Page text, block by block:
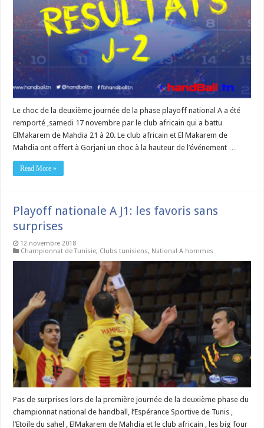
Le choc de la deuxième journée de la phase playoff national A a été
remporté ,samedi 17 novembre par le club africain qui a battu
ElMakarem de Mahdia 21 à 20. Le club africain et El Makarem de
Mahdia ont offert à Gorjani un choc à la hauteur de l’événement …
Read More »
Playoff nationale A J1: les favoris sans
surprises
12 novembre 2018
Championnat de Tunisie, Clubs tunisiens, National A hommes
Pas de surprises lors de la première journée de la deuxième phase du
championnat national de handball, l’Espérance Sportive de Tunis ,
l’Etoile du sahel , ElMakarem de Mahdia et le club africain , les big four